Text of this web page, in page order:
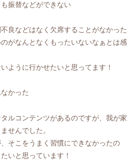
振替などができない
良などはなく欠席することがなかった
がなんとなくもったいないなぁとは感
ように行かせたいと思ってます！
かった
ルコンテンツがあるのですが、我が家
せんでした。
そこをうまく習慣にできなかったの
いと思っています！